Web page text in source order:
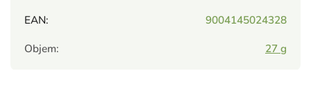
EAN:
9004145024328
Objem: 27 g